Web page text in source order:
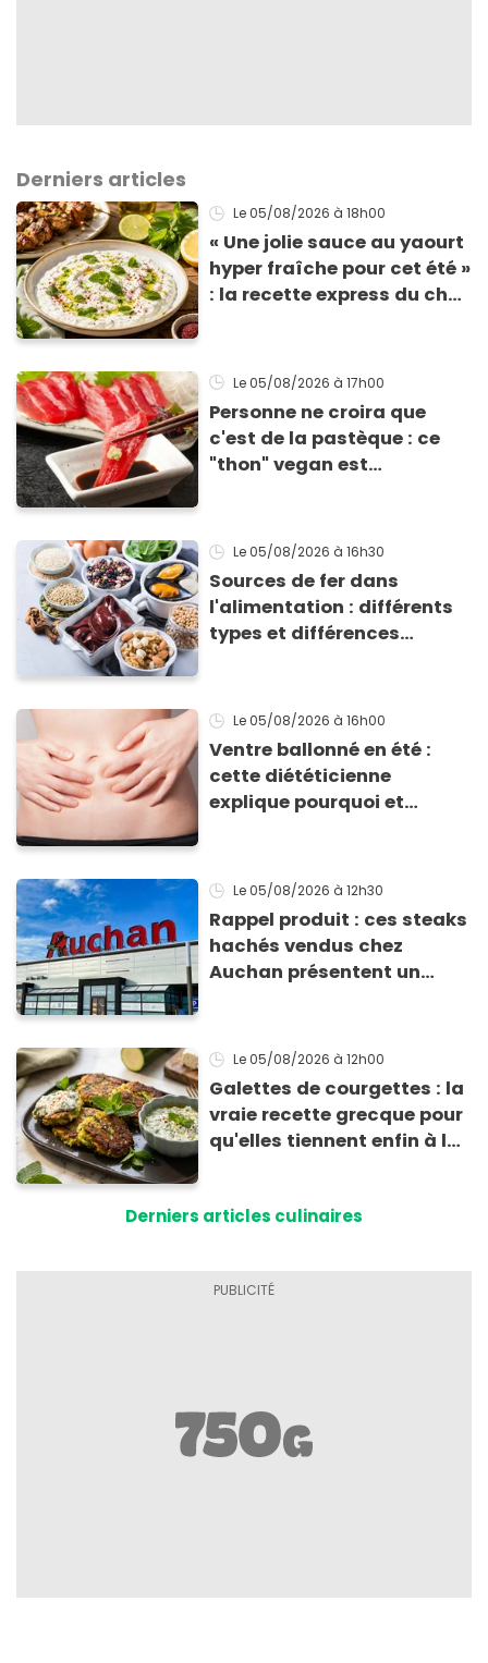
Derniers articles
Le 05/08/2026 à 18h00
« Une jolie sauce au yaourt
hyper fraîche pour cet été »
: la recette express du chef
grillades
Le 05/08/2026 à 17h00
Personne ne croira que
c'est de la pastèque : ce
"thon" vegan est
Le 05/08/2026 à 16h30
Sources de fer dans
l'alimentation : différents
types et différences
Le 05/08/2026 à 16h00
Ventre ballonné en été :
cette diététicienne
explique pourquoi et
Le 05/08/2026 à 12h30
Rappel produit : ces steaks
hachés vendus chez
Auchan présentent un
Le 05/08/2026 à 12h00
Galettes de courgettes : la
vraie recette grecque pour
qu'elles tiennent enfin à la
Derniers articles culinaires